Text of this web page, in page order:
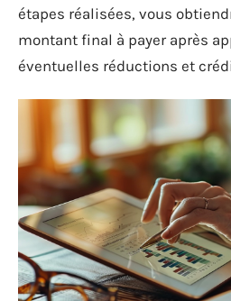
étapes réalisées, vous
montant final à payer après
éventuelles réductions et